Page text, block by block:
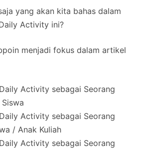
yang akan kita bahas dalam
Activity ini?
menjadi fokus dalam artikel
Activity sebagai Seorang
Activity sebagai Seorang
/ Anak Kuliah
Activity sebagai Seorang